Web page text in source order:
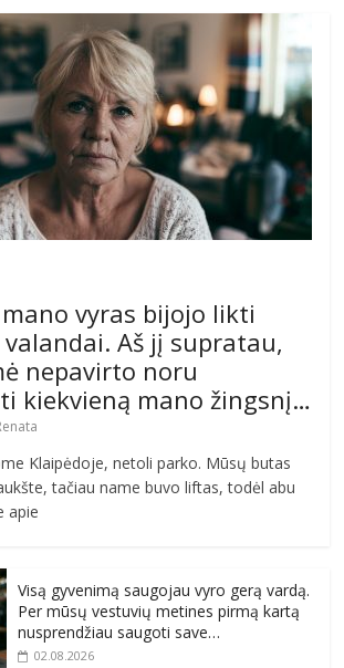
vyras bijojo likti
Aš jį supratau,
nepavirto noru
kiekvieną mano žingsnį…
Klaipėdoje, netoli parko. Mūsų butas
tačiau name buvo liftas, todėl abu
apie
Visą gyvenimą saugojau vyro gerą vardą.
Per mūsų vestuvių metines pirmą kartą
nusprendžiau saugoti save…
02.08.2026